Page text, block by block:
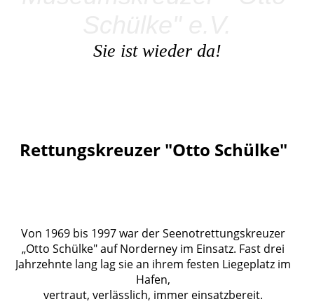
Sie ist wieder da!
Rettungskreuzer "Otto Schülke"
Von 1969 bis 1997 war der Seenotrettungskreuzer
„Otto Schülke" auf Norderney im Einsatz. Fast drei
Jahrzehnte lang lag sie an ihrem festen Liegeplatz im
Hafen,
vertraut, verlässlich, immer einsatzbereit.